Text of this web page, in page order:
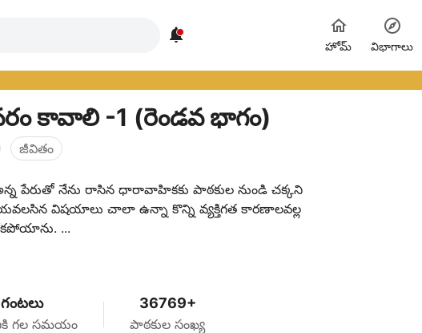

హోమ్ విభాగాలు
వాన ప్రస్థం ఒక వరం కావాలి -1 (రెండవ భాగం)
జీవితం
పేరుతో నేను రాసిన ధారావాహికకు పాఠకుల నుండి చక్కని
విషయాలు చాలా ఉన్నా కొన్ని వ్యక్తిగత కారణాలవల్ల
అప్పుడు దానిని కొనసాగించలేకపోయాను. ...
గల సమయం
36769+
పాఠకుల సంఖ్య